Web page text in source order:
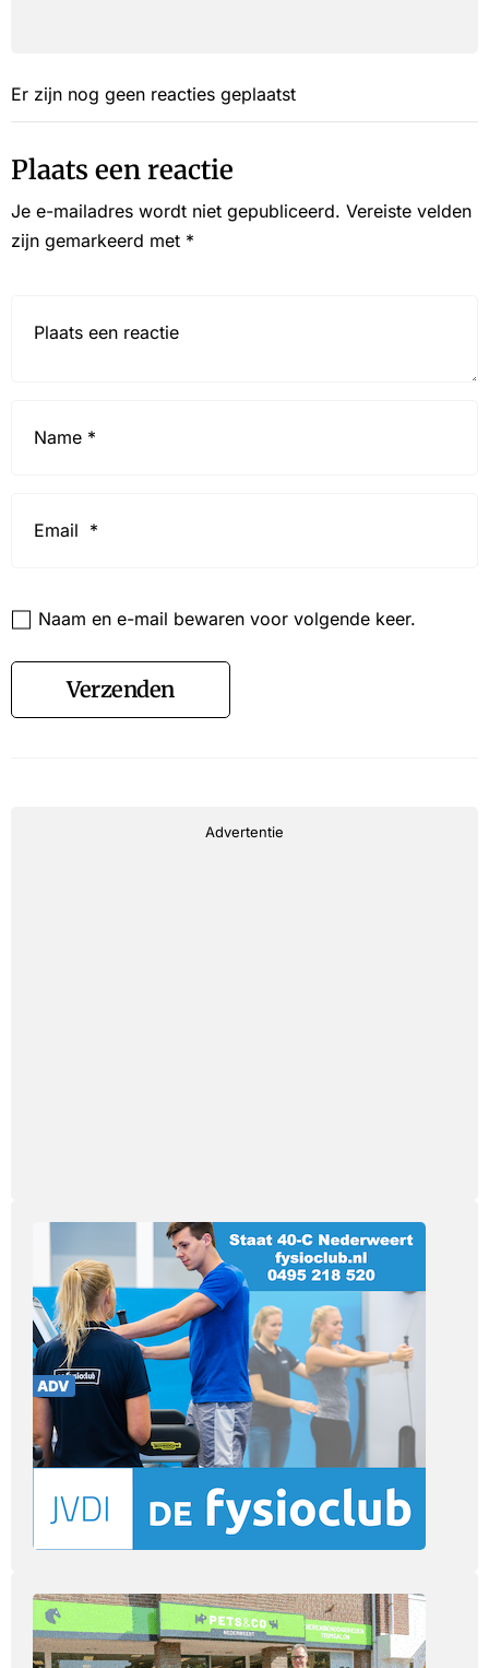
Er zijn nog geen reacties geplaatst
Plaats een reactie
Je e-mailadres wordt niet gepubliceerd. Vereiste velden
zijn gemarkeerd met *
Naam en e-mail bewaren voor volgende keer.
Verzenden
Advertentie